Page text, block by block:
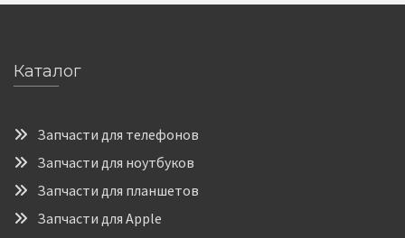
Каталог
Запчасти для телефонов
Запчасти для ноутбуков
Запчасти для планшетов
Запчасти для Apple